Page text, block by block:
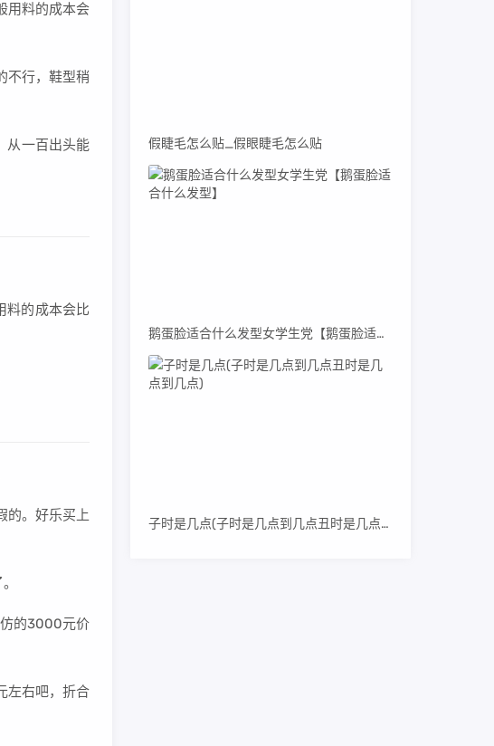
用料的成本会
不行，鞋型稍
从一百出头能
料的成本会比
的。好乐买上
的3000元价
左右吧，折合
假睫毛怎么贴_假眼睫毛怎么贴
鹅蛋脸适合什么发型女学生党【鹅蛋脸适合什么发型】
子时是几点(子时是几点到几点丑时是几点到几点)